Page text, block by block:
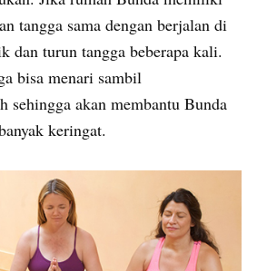
tangga sama dengan berjalan di
dan turun tangga beberapa kali.
bisa menari sambil
sehingga akan membantu Bunda
keringat.